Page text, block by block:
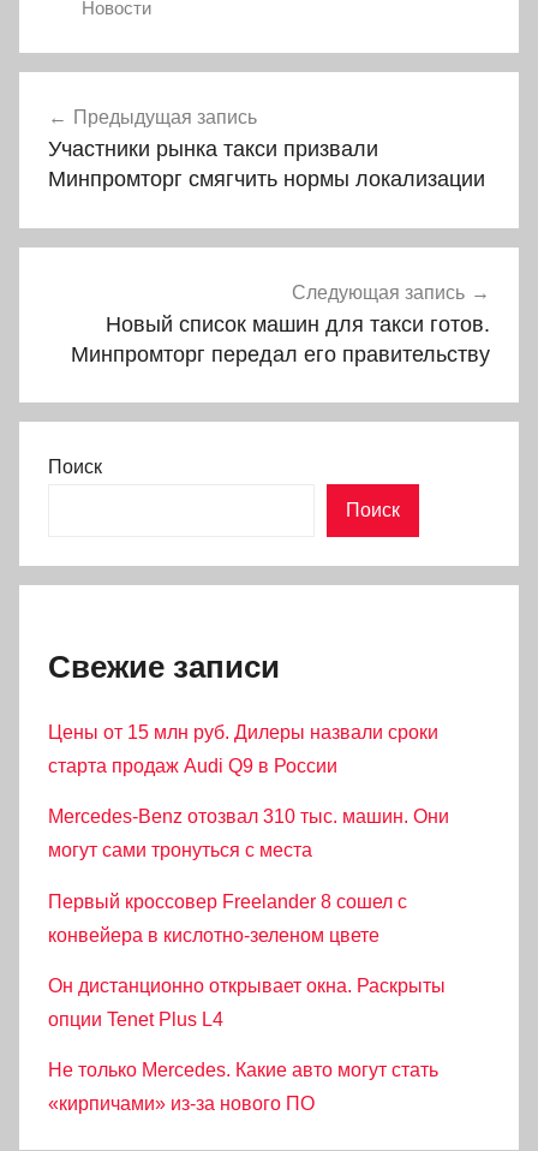
Новости
по
записям
Предыдущая запись
Участники рынка такси призвали
Минпромторг смягчить нормы локализации
Следующая запись
Новый список машин для такси готов.
Минпромторг передал его правительству
Поиск
Поиск
Свежие записи
Цены от 15 млн руб. Дилеры назвали сроки
старта продаж Audi Q9 в России
Mercedes-Benz отозвал 310 тыс. машин. Они
могут сами тронуться с места
Первый кроссовер Freelander 8 сошел с
конвейера в кислотно-зеленом цвете
Он дистанционно открывает окна. Раскрыты
опции Tenet Plus L4
Не только Mercedes. Какие авто могут стать
«кирпичами» из-за нового ПО